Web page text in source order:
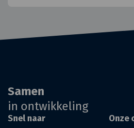
Samen
in ontwikkeling
Snel naar Onze